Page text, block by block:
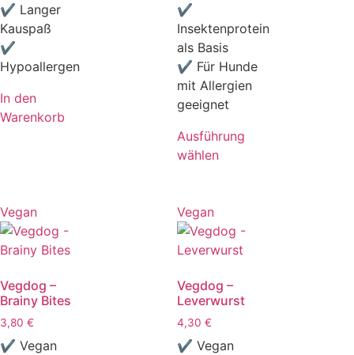
✔ Langer
Kauspaß
✔
Hypoallergen
In den
Warenkorb
✔
Insektenprotein
als Basis
✔ Für Hunde
mit Allergien
geeignet
Ausführung
wählen
Vegan
Vegdog –
Brainy Bites
3,80 €
✔ Vegan
Vegan
Vegdog –
Leverwurst
4,30 €
✔ Vegan